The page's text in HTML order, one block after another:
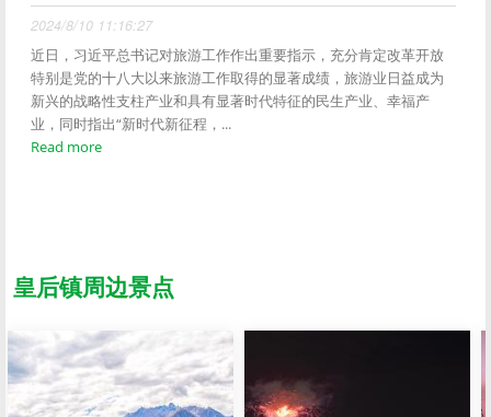
2024/8/10 11:16:27
近日，习近平总书记对旅游工作作出重要指示，充分肯定改革开放
特别是党的十八大以来旅游工作取得的显著成绩，旅游业日益成为
新兴的战略性支柱产业和具有显著时代特征的民生产业、幸福产
业，同时指出“新时代新征程，...
Read more
皇后镇周边景点